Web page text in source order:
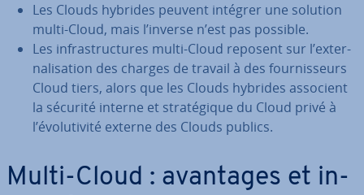
Les Clouds hybrides peuvent intégrer une solution
multi-Cloud, mais l’inverse n’est pas possible.
Les in­fras­truc­tures multi-Cloud reposent sur l’ex­ter­
na­li­sa­tion des charges de travail à des four­nis­seurs
Cloud tiers, alors que les Clouds hybrides associent
la sécurité interne et stra­té­gique du Cloud privé à
l’évo­lu­ti­vité externe des Clouds publics.
Multi-Cloud : avantages et in­